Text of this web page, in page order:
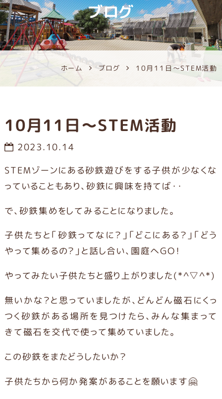
ブログ
ホーム ブログ 10月11日～STEM活動
10月11日～STEM活動
2023.10.14
STEMゾーンにある砂鉄遊びをする子供が少なくな
っていることもあり、砂鉄に興味を持てば・・
で、砂鉄集めをしてみることになりました。
子供たちと「砂鉄ってなに？」「どこにある？」「どう
やって集めるの？」と話し合い、園庭へGO！
やってみたい子供たちと盛り上がりました(*^▽^*)
無いかな？と思っていましたが、どんどん磁石にくっ
つく砂鉄がある場所を見つけたら、みんな集まって
きて磁石を交代で使って集めていました。
この砂鉄をまたどうしたいか？
子供たちから何か発案があることを願います🤗